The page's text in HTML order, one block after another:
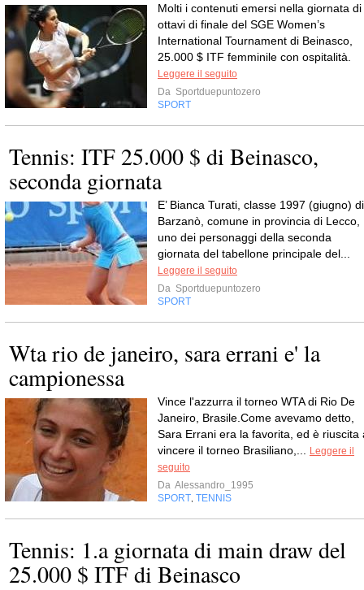
Molti i contenuti emersi nella giornata di
ottavi di finale del SGE Women’s
International Tournament di Beinasco,
25.000 $ ITF femminile con ospitalità.
Leggere il seguito
Da Sportduepuntozero
SPORT
Tennis: ITF 25.000 $ di Beinasco,
seconda giornata
E’ Bianca Turati, classe 1997 (giugno) di
Barzanò, comune in provincia di Lecco,
uno dei personaggi della seconda
giornata del tabellone principale del...
Leggere il seguito
Da Sportduepuntozero
SPORT
Wta rio de janeiro, sara errani e' la
campionessa
Vince l'azzurra il torneo WTA di Rio De
Janeiro, Brasile.Come avevamo detto,
Sara Errani era la favorita, ed è riuscita
vincere il torneo Brasiliano,...
Leggere il
seguito
Da Alessandro_1995
SPORT TENNIS
Tennis: 1.a giornata di main draw del
25.000 $ ITF di Beinasco